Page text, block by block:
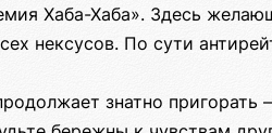
Хаба-Хаба». Здесь
нексусов. По сути
знатно